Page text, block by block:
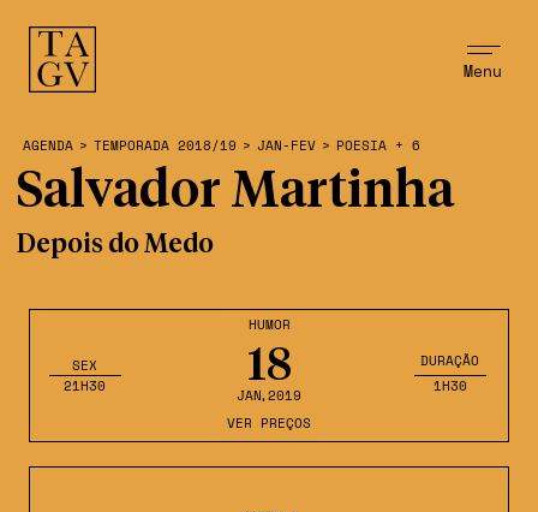
Menu
HUMOR
18
JAN,2019
SEX
21H30
DURAÇÃO
1H30
VER PREÇOS
AGENDA > TEMPORADA 2018/19 > JAN-FEV > POESIA + 6
Salvador Martinha
Depois do Medo